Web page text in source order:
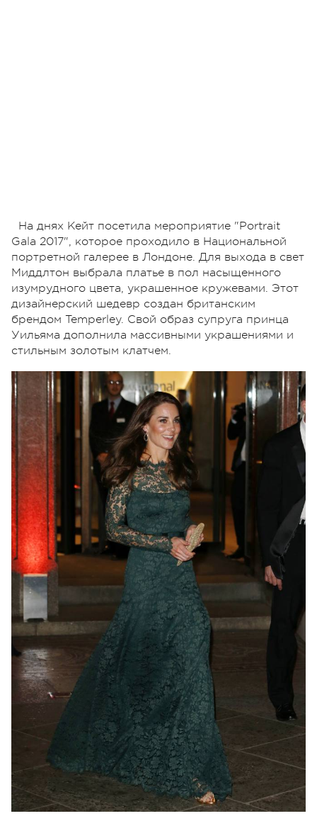
На днях Кейт посетила мероприятие "Portrait
Gala 2017", которое проходило в Национальной
портретной галерее в Лондоне. Для выхода в свет
Миддлтон выбрала платье в пол насыщенного
изумрудного цвета, украшенное кружевами. Этот
дизайнерский шедевр создан британским
брендом Temperley. Свой образ супруга принца
Уильяма дополнила массивными украшениями и
стильным золотым клатчем.